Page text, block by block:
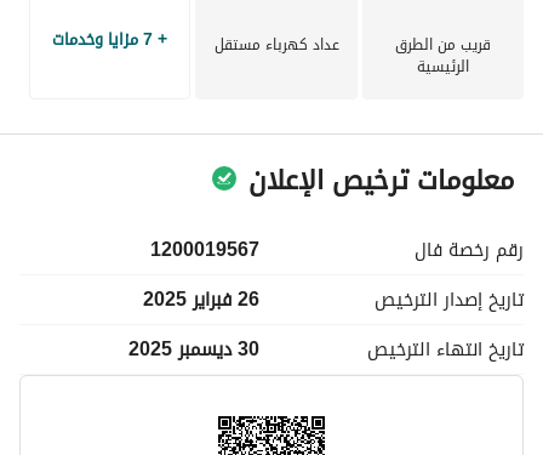
قريب من الطرق
الرئيسية
عداد كهرباء مستقل + 7 مزايا وخدمات
معلومات ترخيص الإعلان
رقم رخصة فال
1200019567
تاريخ إصدار الترخيص
26 فبراير 2025
تاريخ انتهاء الترخيص 30 ديسمبر 2025